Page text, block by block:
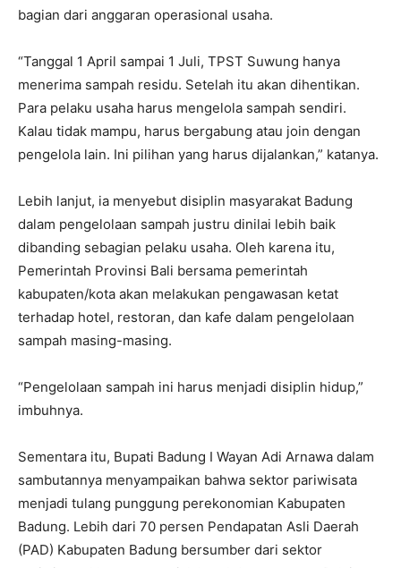
bagian dari anggaran operasional usaha.
“Tanggal 1 April sampai 1 Juli, TPST Suwung hanya
menerima sampah residu. Setelah itu akan dihentikan.
Para pelaku usaha harus mengelola sampah sendiri.
Kalau tidak mampu, harus bergabung atau join dengan
pengelola lain. Ini pilihan yang harus dijalankan,” katanya.
Lebih lanjut, ia menyebut disiplin masyarakat Badung
dalam pengelolaan sampah justru dinilai lebih baik
dibanding sebagian pelaku usaha. Oleh karena itu,
Pemerintah Provinsi Bali bersama pemerintah
kabupaten/kota akan melakukan pengawasan ketat
terhadap hotel, restoran, dan kafe dalam pengelolaan
sampah masing-masing.
“Pengelolaan sampah ini harus menjadi disiplin hidup,”
imbuhnya.
Sementara itu, Bupati Badung I Wayan Adi Arnawa dalam
sambutannya menyampaikan bahwa sektor pariwisata
menjadi tulang punggung perekonomian Kabupaten
Badung. Lebih dari 70 persen Pendapatan Asli Daerah
(PAD) Kabupaten Badung bersumber dari sektor